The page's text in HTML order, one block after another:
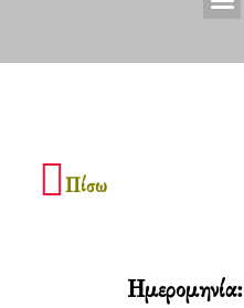
Πίσω
Ημερομηνία: